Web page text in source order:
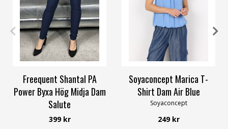
XS S M L XL XXXL
Freequent Shantal PA
Power Byxa Hög Midja Dam
Salute
Freequent
399 kr
XL XXL
Soyaconcept Marica T-
Shirt Dam Air Blue
Soyaconcept
249 kr